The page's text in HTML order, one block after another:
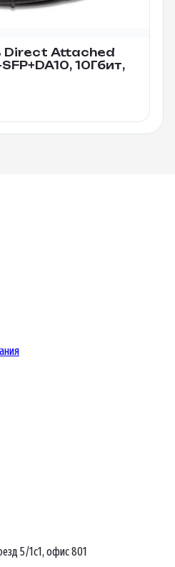
Direct Attached
10Гбит,
5/1с1, офис 801